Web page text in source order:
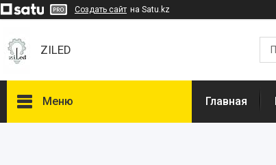
Создать сайт на Satu.kz
ZILED
Меню Главная